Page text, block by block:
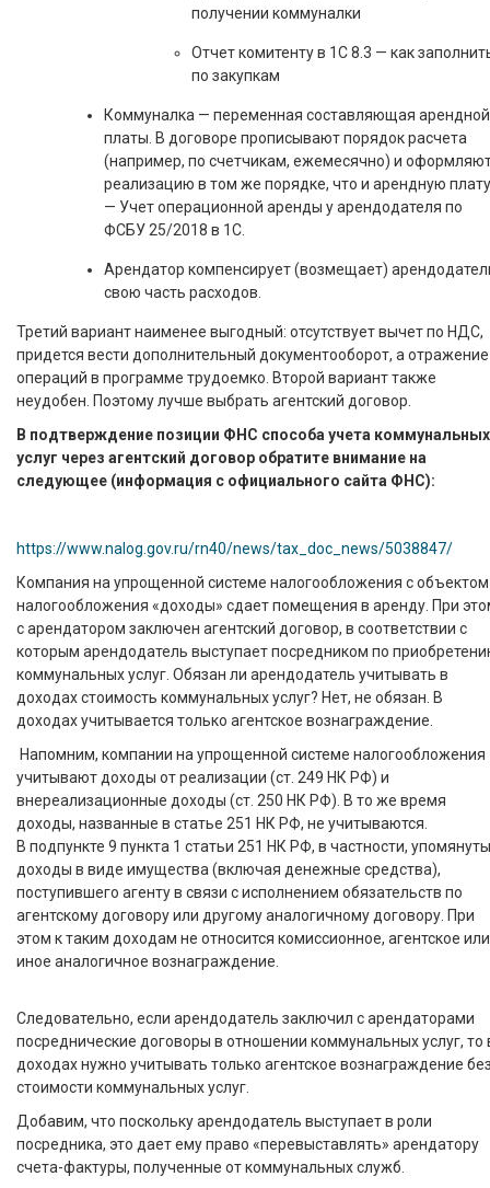
получении коммуналки
Отчет комитенту в 1С 8.3 — как
по закупкам
Коммуналка — переменная составляющая арендной
платы. В договоре прописывают порядок расчета
(например, по счетчикам, ежемесячно) и
реализацию в том же порядке, что и арендную плату
— Учет операционной аренды у арендодателя по
ФСБУ 25/2018 в 1С.
Арендатор компенсирует (возмещает)
свою часть расходов.
Третий вариант наименее выгодный: отсутствует вычет по НДС,
придется вести дополнительный документооборот, а отражение
операций в программе трудоемко. Второй вариант также
неудобен. Поэтому лучше выбрать агентский договор.
В подтверждение позиции ФНС способа учета коммунальных
услуг через агентский договор обратите внимание на
следующее (информация с официального сайта ФНС):
https://www.nalog.gov.ru/rn40/news/tax_doc_news/5038847/
Компания на упрощенной системе налогообложения с объектом
налогообложения «доходы» сдает помещения в аренду. При
с арендатором заключен агентский договор, в соответствии с
которым арендодатель выступает посредником по
коммунальных услуг. Обязан ли арендодатель учитывать в
доходах стоимость коммунальных услуг? Нет, не обязан. В
доходах учитывается только агентское вознаграждение.
Напомним, компании на упрощенной системе налогообложения
учитывают доходы от реализации (ст. 249 НК РФ) и
внереализационные доходы (ст. 250 НК РФ). В то же время
доходы, названные в статье 251 НК РФ, не учитываются.
В подпункте 9 пункта 1 статьи 251 НК РФ, в частности, упомянуты
доходы в виде имущества (включая денежные средства),
поступившего агенту в связи с исполнением обязательств по
агентскому договору или другому аналогичному договору. При
этом к таким доходам не относится комиссионное, агентское или
иное аналогичное вознаграждение.
Следовательно, если арендодатель заключил с арендаторами
посреднические договоры в отношении коммунальных услуг, то
доходах нужно учитывать только агентское вознаграждение
стоимости коммунальных услуг.
Добавим, что поскольку арендодатель выступает в роли
посредника, это дает ему право «перевыставлять» арендатору
счета-фактуры, полученные от коммунальных служб.